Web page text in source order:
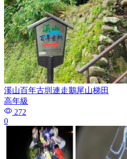
溪山百年古圳連走鵝尾山梯田
高年級
272
0